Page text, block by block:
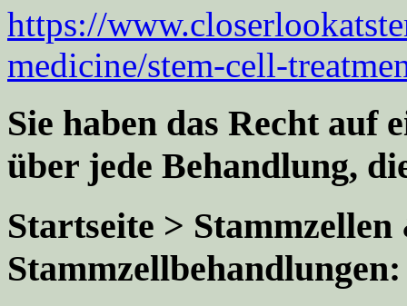
https://
medicine/stem-cell-
Sie haben das Recht auf
über jede Behandlung,
Startseite >